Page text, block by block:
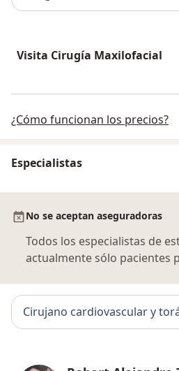
Visita Cirugía Maxilofacial
¿Cómo funcionan los precios?
Especialistas
No se aceptan aseguradoras
Todos los especialistas de
actualmente sólo pacientes
Cirujano cardiovascular y